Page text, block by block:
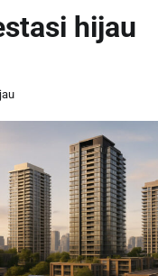
hijau